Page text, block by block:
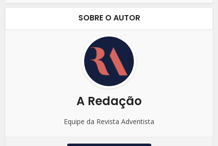
SOBRE O AUTOR
A Redação
Equipe da Revista Adventista